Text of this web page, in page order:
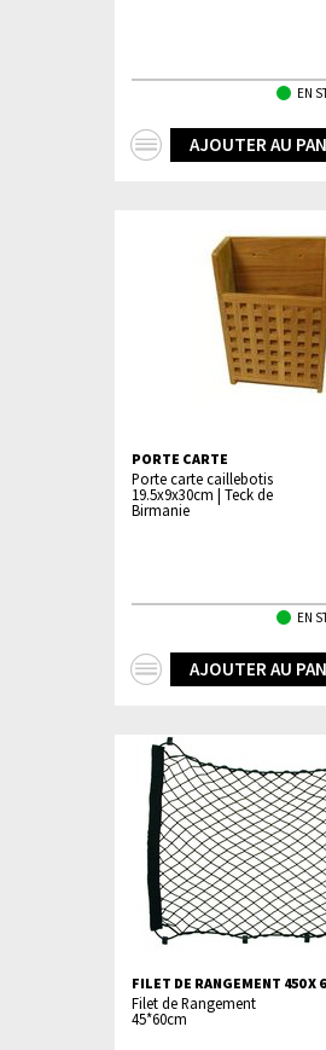
EN
AJOUTER AU
PORTE CARTE
Porte carte caillebotis
19.5x9x30cm | Teck de
Birmanie
EN
AJOUTER AU
FILET DE RANGEMENT 450 X
Filet de Rangement
45*60cm